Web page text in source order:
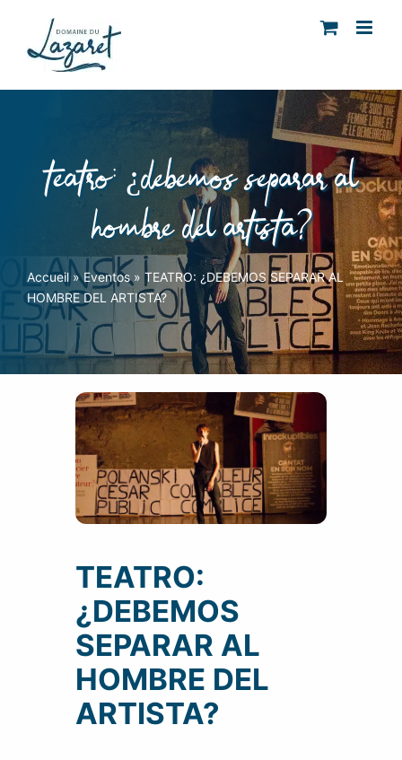
content
teatro: ¿debemos separar al
hombre del artista?
Accueil»Eventos» TEATRO: ¿DEBEMOS SEPARAR AL
HOMBRE DEL ARTISTA?
TEATRO:
¿DEBEMOS
SEPARAR AL
HOMBRE DEL
ARTISTA?